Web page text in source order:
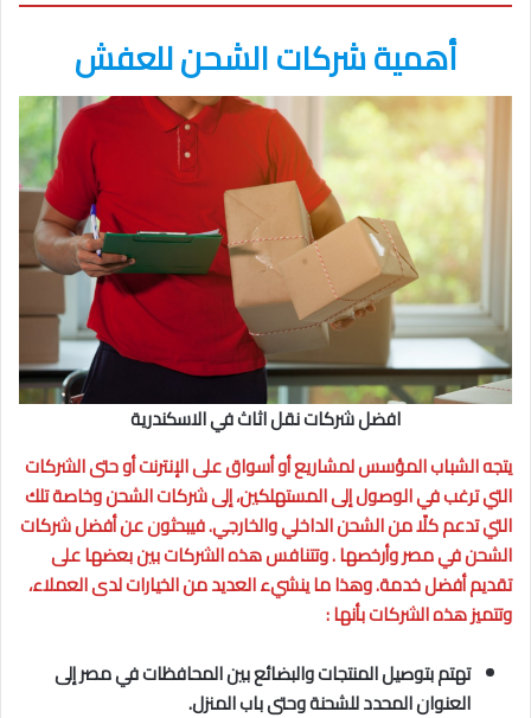
أهمية شركات الشحن للعفش
افضل شركات نقل اثاث في الاسكندرية
يتجه الشباب المؤسس لمشاريع أو أسواق على الإنترنت أو حتى الشركات
التي ترغب في الوصول إلى المستهلكين، إلى شركات الشحن وخاصة تلك
التي تدعم كلًا من الشحن الداخلي والخارجي. فيبحثون عن أفضل شركات
الشحن في مصر وأرخصها . وتتنافس هذه الشركات بين بعضها على
تقديم أفضل خدمة. وهذا ما ينشيء العديد من الخيارات لدى العملاء،
وتتميز هذه الشركات بأنها :
تهتم بتوصيل المنتجات والبضائع بين المحافظات في مصر إلى
العنوان المحدد للشحنة وحتى باب المنزل.